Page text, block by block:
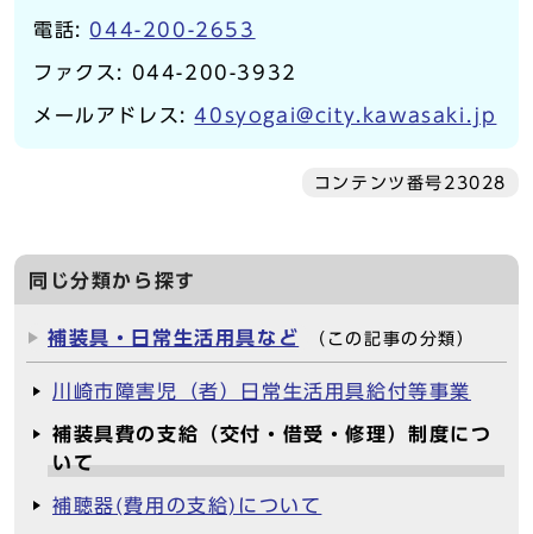
電話: 044-200-2653
ファクス: 044-200-3932
メールアドレス:40syogai@city.kawasaki.jp
コンテンツ番号23028
同じ分類から探す
補装具・日常生活用具など （この記事の分類）
川崎市障害児（者）日常生活用具給付等事業
補装具費の支給（交付・借受・修理）制度につ
いて
補聴器(費用の支給)について